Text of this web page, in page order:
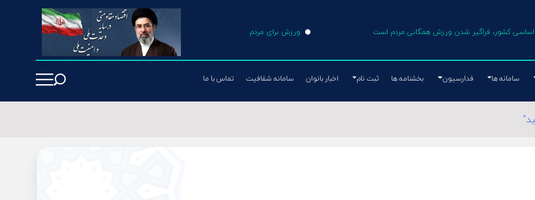
اساسی کشور، فراگیر شدن ورزش همگانی مردم است ورزش برای مردم
سامانه ها فدارسیون بخشنامه ها ثبت نام اخبار بانوان سامانه شفافیت تماس با ما